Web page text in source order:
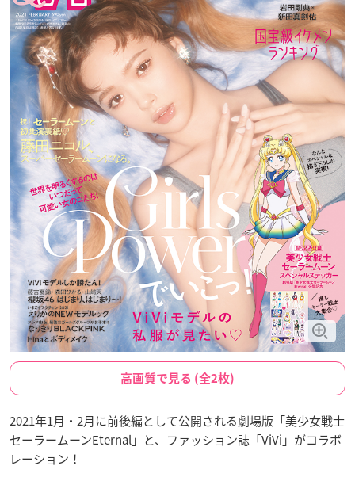
高画質で見る (全2枚)
2021年1月・2月に前後編として公開される劇場版「美少女戦士
セーラームーンEternal」と、ファッション誌「ViVi」がコラボ
レーション！